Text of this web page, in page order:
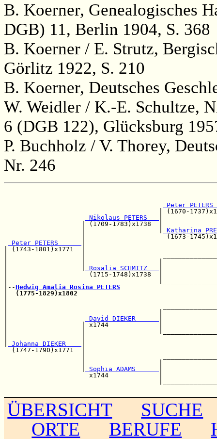
B. Koerner, Genealogisches
DGB) 11, Berlin 1904, S. 368
B. Koerner / E. Strutz,
Görlitz 1922, S. 210
B. Koerner, Deutsches
W. Weidler / K.-E. Schultze,
6 (DGB 122), Glücksburg
P. Buchholz / V. Thorey,
Nr. 246
Peter
| (1670-
Nikolaus PETERS
| (1709-1783)x1738  |
Katharina
|
Peter PETERS
| (1743-1801)x1771  |
Rosalia SCHMITZ
|                     (1715-
|--Hedwig Amalia Rosina PETERS
(1775-1829)x1802
David DIEKER
|                   | x1744
Johanna DIEKER
(1747-1790)x1771  |
Sophia ADAMS
x1744             |
ÜBERSICHT
SUCHE
ORTE
BERUFE